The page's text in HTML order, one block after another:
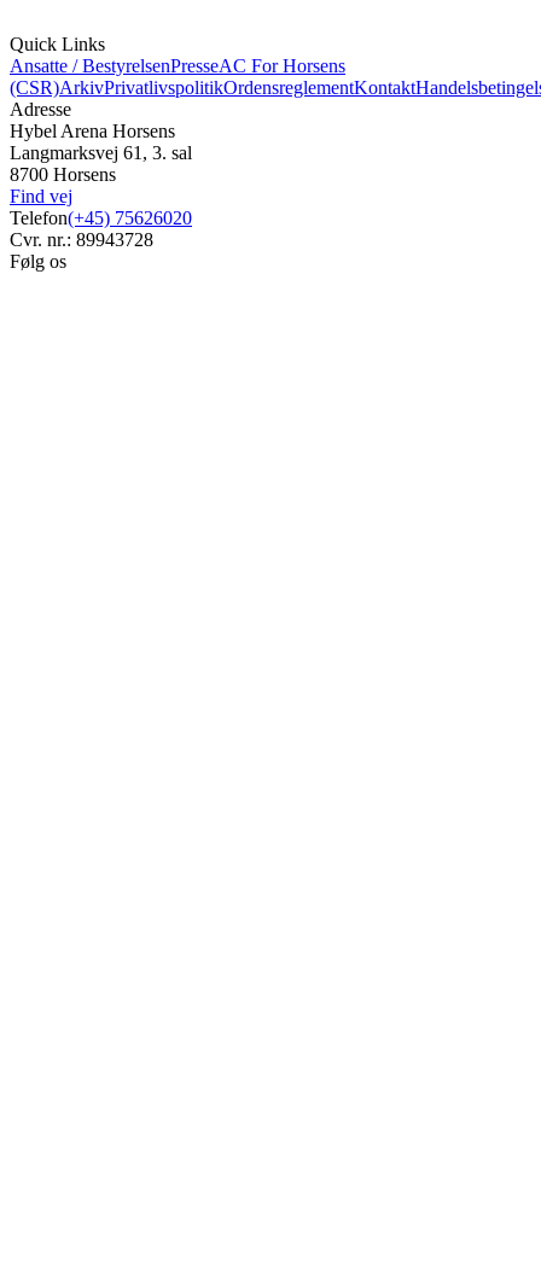
Quick Links
Ansatte / BestyrelsenPresseAC For Horsens
(CSR)ArkivPrivatlivspolitikOrdensreglementKontakt
Adresse
Hybel Arena Horsens
Langmarksvej 61, 3. sal
8700 Horsens
Find vej
Telefon(+45) 75626020
Cvr. nr.: 89943728
Følg os